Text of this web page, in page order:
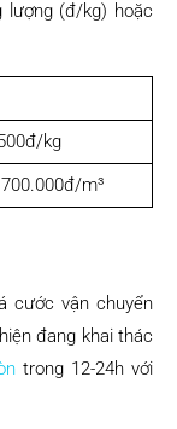
lượng (đ/kg) hoặc
kg
m³
cước vận chuyển
đang khai thác
trong 12-24h với